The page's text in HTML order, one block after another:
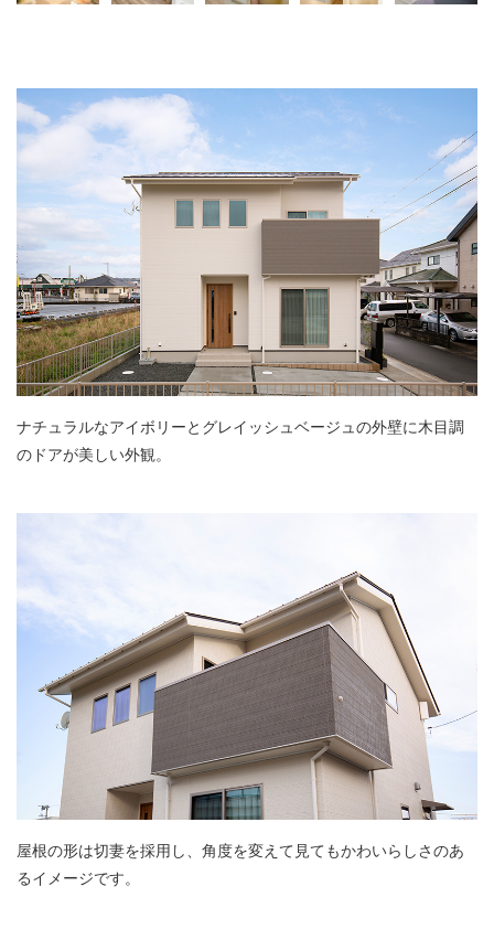
ナチュラルなアイボリーとグレイッシュベージュの外壁に木目調
のドアが美しい外観。
屋根の形は切妻を採用し、角度を変えて見てもかわいらしさのあ
るイメージです。